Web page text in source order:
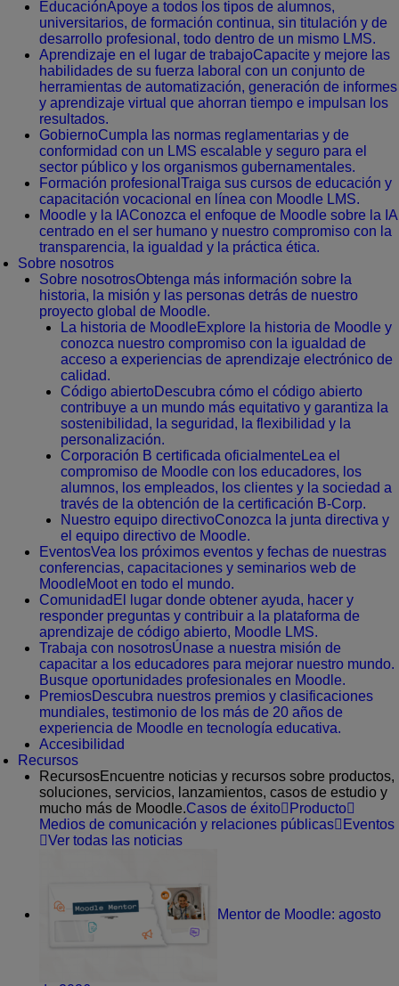
EducaciónApoye a todos los tipos de alumnos,
universitarios, de formación continua, sin titulación y de
desarrollo profesional, todo dentro de un mismo LMS.
Aprendizaje en el lugar de trabajoCapacite y mejore las
habilidades de su fuerza laboral con un conjunto de
herramientas de automatización, generación de informes
y aprendizaje virtual que ahorran tiempo e impulsan los
resultados.
GobiernoCumpla las normas reglamentarias y de
conformidad con un LMS escalable y seguro para el
sector público y los organismos gubernamentales.
Formación profesional Traiga sus cursos de educación y
capacitación vocacional en línea con Moodle LMS.
Moodle y la IAConozca el enfoque de Moodle sobre la IA
centrado en el ser humano y nuestro compromiso con la
transparencia, la igualdad y la práctica ética.
Sobre nosotros
Sobre nosotrosObtenga más información sobre la
historia, la misión y las personas detrás de nuestro
proyecto global de Moodle.
La historia de Moodle Explore la historia de Moodle y
conozca nuestro compromiso con la igualdad de
acceso a experiencias de aprendizaje electrónico de
calidad.
Código abiertoDescubra cómo el código abierto
contribuye a un mundo más equitativo y garantiza la
sostenibilidad, la seguridad, la flexibilidad y la
personalización.
Corporación B certificada oficialmente Lea el
compromiso de Moodle con los educadores, los
alumnos, los empleados, los clientes y la sociedad a
través de la obtención de la certificación B-Corp.
Nuestro equipo directivoConozca la junta directiva y
el equipo directivo de Moodle.
EventosVea los próximos eventos y fechas de nuestras
conferencias, capacitaciones y seminarios web de
MoodleMoot en todo el mundo.
Comunidad El lugar donde obtener ayuda, hacer y
responder preguntas y contribuir a la plataforma de
aprendizaje de código abierto, Moodle LMS.
Trabaja con nosotrosÚnase a nuestra misión de
capacitar a los educadores para mejorar nuestro mundo.
Busque oportunidades profesionales en Moodle.
PremiosDescubra nuestros premios y clasificaciones
mundiales, testimonio de los más de 20 años de
experiencia de Moodle en tecnología educativa.
Accesibilidad
Recursos
RecursosEncuentre noticias y recursos sobre productos,
soluciones, servicios, lanzamientos, casos de estudio y
mucho más de Moodle.Casos de éxito
Producto
Medios de comunicación y relaciones públicas
Eventos
Ver todas las noticias
Mentor de Moodle: agosto